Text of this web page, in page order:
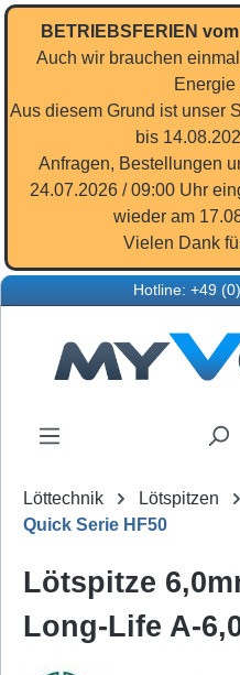
Zum Hauptinhalt springen
BETRIEBSFERIEN
Auch wir brauchen
Energie
Aus diesem Grund ist unser
bis
Anfragen, Bestellungen
24.07.2026 / 09:00 Uhr
wieder am
Vielen Dank
Hotline: +49
Löttechnik Lötspitzen
Quick Serie HF50
Lötspitze
Long-Life A-